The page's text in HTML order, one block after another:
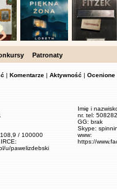
Patronaty
| Komentarze | Aktywność | Ocenione
/ 100000
u/pawelizdebski
Imię i
nr. tel:
GG: brak
Skype:
www:
https://